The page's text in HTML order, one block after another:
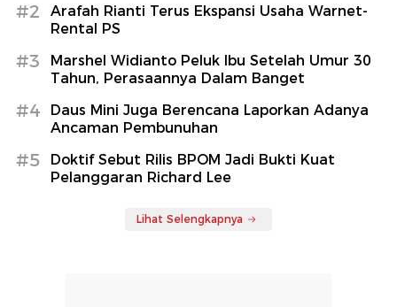
#2
Arafah Rianti Terus Ekspansi Usaha Warnet-
Rental PS
#3
Marshel Widianto Peluk Ibu Setelah Umur 30
Tahun, Perasaannya Dalam Banget
#4
Daus Mini Juga Berencana Laporkan Adanya
Ancaman Pembunuhan
#5
Doktif Sebut Rilis BPOM Jadi Bukti Kuat
Pelanggaran Richard Lee
Lihat Selengkapnya